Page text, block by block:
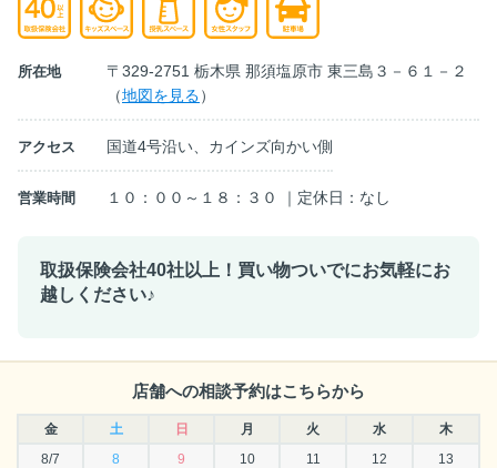
所在地
〒329-2751 栃木県 那須塩原市 東三島３－６１－２
（地図を見る）
アクセス 国道4号沿い、カインズ向かい側
営業時間 １０：００～１８：３０ ｜定休日：なし
取扱保険会社40社以上！買い物ついでにお気軽にお
越しください♪
店舗への相談予約はこちらから
金 土 日 月 火 水
木
8/7
8 9 10 11 12 13